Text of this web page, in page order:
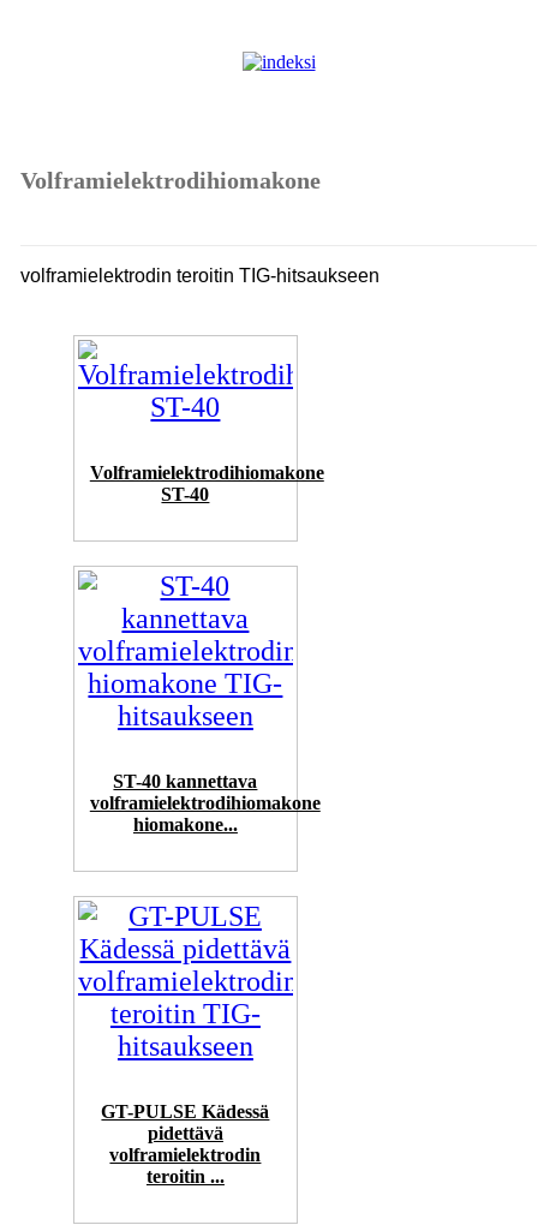
Volframielektrodihiomakone
volframielektrodin teroitin TIG-hitsaukseen
Volframielektrodihiomakone
ST-40
ST-40 kannettava
volframielektrodihiomakone
hiomakone...
GT-PULSE Kädessä
pidettävä
volframielektrodin
teroitin ...